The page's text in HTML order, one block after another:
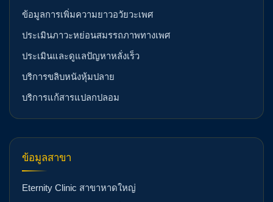
ข้อมูลการเพิ่มความยาวอวัยวะเพศ
ประเมินภาวะหย่อนสมรรถภาพทางเพศ
ประเมินและดูแลปัญหาหลั่งเร็ว
บริการขลิบหนังหุ้มปลาย
บริการแก้สารแปลกปลอม
ข้อมูลสาขา
Eternity Clinic สาขาหาดใหญ่